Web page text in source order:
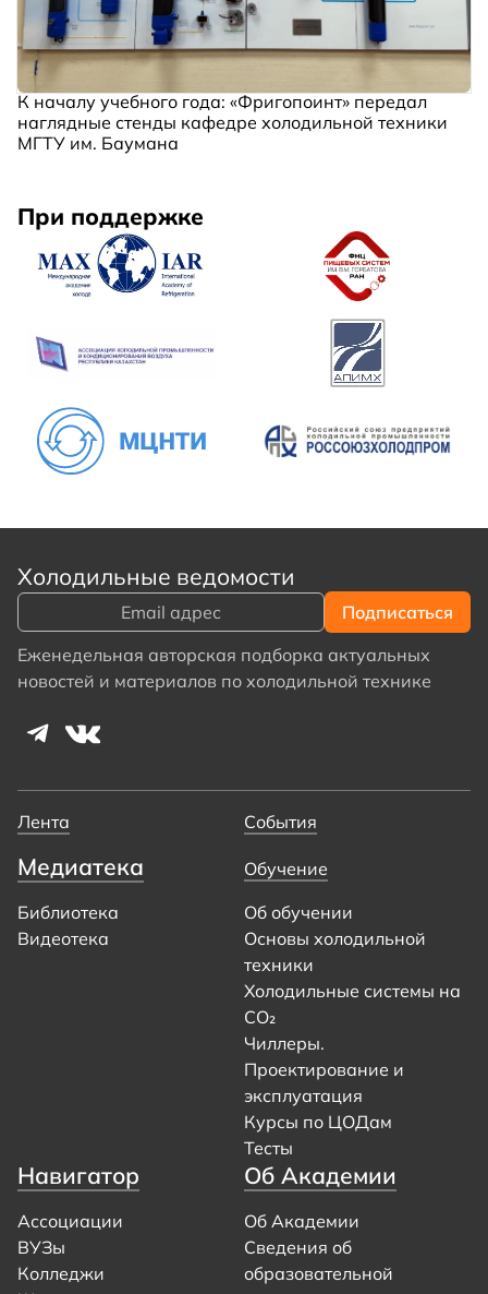
К началу учебного года: «Фригопоинт» передал
наглядные стенды кафедре холодильной техники
МГТУ им. Баумана
При поддержке
Холодильные ведомости
Еженедельная авторская подборка актуальных
новостей и материалов по холодильной технике
Лента События
Медиатека
Библиотека
Видеотека
Обучение
Об обучении
Основы холодильной
техники
Холодильные системы на
CO₂
Чиллеры.
Проектирование и
эксплуатация
Курсы по ЦОДам
Тесты
Навигатор
Ассоциации
ВУЗы
Колледжи
Об Академии
Об Академии
Сведения об
образовательной